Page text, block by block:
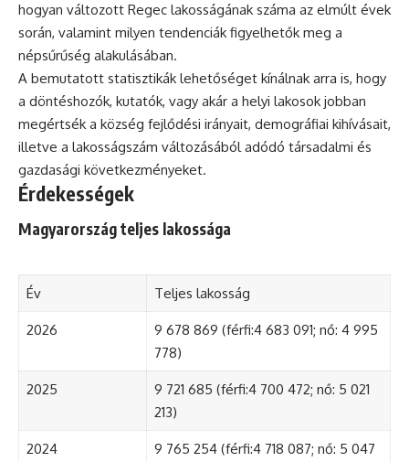
hogyan változott Regec lakosságának száma az elmúlt évek
során, valamint milyen tendenciák figyelhetők meg a
népsűrűség alakulásában.
A bemutatott statisztikák lehetőséget kínálnak arra is, hogy
a döntéshozók, kutatók, vagy akár a helyi lakosok jobban
megértsék a község fejlődési irányait, demográfiai kihívásait,
illetve a lakosságszám változásából adódó társadalmi és
gazdasági következményeket.
Érdekességek
Magyarország teljes lakossága
Év Teljes lakosság
2026
9 678 869 (férfi:4 683 091; nő: 4 995
778)
2025
9 721 685 (férfi:4 700 472; nő: 5 021
213)
2024
9 765 254 (férfi:4 718 087; nő: 5 047